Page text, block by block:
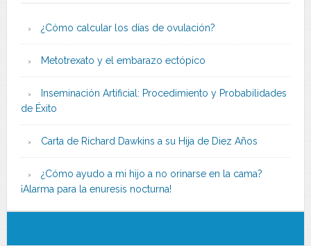
¿Cómo calcular los días de ovulación?
Metotrexato y el embarazo ectópico
Inseminación Artificial: Procedimiento y Probabilidades
de Éxito
Carta de Richard Dawkins a su Hija de Diez Años
¿Cómo ayudo a mi hijo a no orinarse en la cama?
¡Alarma para la enuresis nocturna!